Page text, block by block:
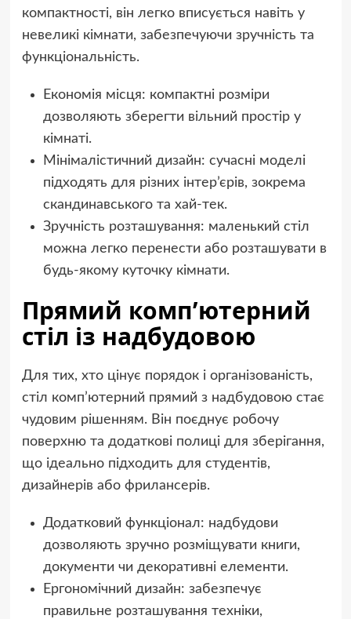
компактності, він легко вписується навіть у
невеликі кімнати, забезпечуючи зручність та
функціональність.
Економія місця: компактні розміри
дозволяють зберегти вільний простір у
кімнаті.
Мінімалістичний дизайн: сучасні моделі
підходять для різних інтер’єрів, зокрема
скандинавського та хай-тек.
Зручність розташування: маленький стіл
можна легко перенести або розташувати в
будь-якому куточку кімнати.
Прямий комп’ютерний
стіл із надбудовою
Для тих, хто цінує порядок і організованість,
стіл комп’ютерний прямий з надбудовою стає
чудовим рішенням. Він поєднує робочу
поверхню та додаткові полиці для зберігання,
що ідеально підходить для студентів,
дизайнерів або фрилансерів.
Додатковий функціонал: надбудови
дозволяють зручно розміщувати книги,
документи чи декоративні елементи.
Ергономічний дизайн: забезпечує
правильне розташування техніки,